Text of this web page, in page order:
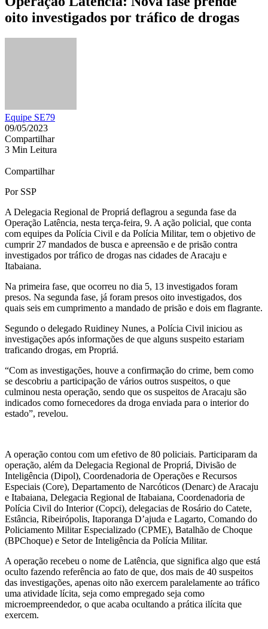
oito investigados por tráfico de drogas
Equipe SE79
09/05/2023
Compartilhar
3 Min Leitura
Compartilhar
Por SSP
A Delegacia Regional de Propriá deflagrou a segunda fase da
Operação Latência, nesta terça-feira, 9. A ação policial, que conta
com equipes da Polícia Civil e da Polícia Militar, tem o objetivo de
cumprir 27 mandados de busca e apreensão e de prisão contra
investigados por tráfico de drogas nas cidades de Aracaju e
Itabaiana.
Na primeira fase, que ocorreu no dia 5, 13 investigados foram
presos. Na segunda fase, já foram presos oito investigados, dos
quais seis em cumprimento a mandado de prisão e dois em flagrante.
Segundo o delegado Ruidiney Nunes, a Polícia Civil iniciou as
investigações após informações de que alguns suspeito estariam
traficando drogas, em Propriá.
“Com as investigações, houve a confirmação do crime, bem como
se descobriu a participação de vários outros suspeitos, o que
culminou nesta operação, sendo que os suspeitos de Aracaju são
indicados como fornecedores da droga enviada para o interior do
estado”, revelou.
A operação contou com um efetivo de 80 policiais. Participaram da
operação, além da Delegacia Regional de Propriá, Divisão de
Inteligência (Dipol), Coordenadoria de Operações e Recursos
Especiais (Core), Departamento de Narcóticos (Denarc) de Aracaju
e Itabaiana, Delegacia Regional de Itabaiana, Coordenadoria de
Polícia Civil do Interior (Copci), delegacias de Rosário do Catete,
Estância, Ribeirópolis, Itaporanga D’ajuda e Lagarto, Comando do
Policiamento Militar Especializado (CPME), Batalhão de Choque
(BPChoque) e Setor de Inteligência da Polícia Militar.
A operação recebeu o nome de Latência, que significa algo que está
oculto fazendo referência ao fato de que, dos mais de 40 suspeitos
das investigações, apenas oito não exercem paralelamente ao tráfico
uma atividade lícita, seja como empregado seja como
microempreendedor, o que acaba ocultando a prática ilícita que
exercem.